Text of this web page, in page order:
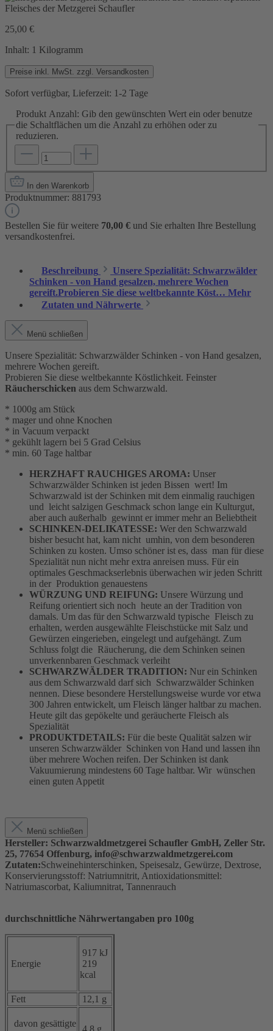
25,00 €
Inhalt: 1 Kilogramm
Preise inkl. MwSt. zzgl. Versandkosten
Sofort verfügbar, Lieferzeit: 1-2 Tage
Produkt Anzahl: Gib den gewünschten Wert ein oder benutze
die Schaltflächen um die Anzahl zu erhöhen oder zu
reduzieren.
In den Warenkorb
Produktnummer: 881793
Bestellen Sie für weitere 70,00 € und Sie erhalten Ihre Bestellung
versandkostenfrei.
Beschreibung
Unsere Spezialität: Schwarzwälder
Schinken - von Hand gesalzen, mehrere Wochen
gereift.Probieren Sie diese weltbekannte Köst… Mehr
Zutaten und Nährwerte
Menü schließen
Unsere Spezialität: Schwarzwälder Schinken - von Hand gesalzen,
mehrere Wochen gereift.
Probieren Sie diese weltbekannte Köstlichkeit. Feinster
Räucherschicken aus dem Schwarzwald.
* 1000g am Stück
* mager und ohne Knochen
* in Vacuum verpackt
* gekühlt lagern bei 5 Grad Celsius
* min. 60 Tage haltbar
HERZHAFT RAUCHIGES AROMA: Unser
Schwarzwälder Schinken ist jeden Bissen wert! Im
Schwarzwald ist der Schinken mit dem einmalig rauchigen
und leicht salzigen Geschmack schon lange ein Kulturgut,
aber auch außerhalb gewinnt er immer mehr an Beliebtheit
SCHINKEN-DELIKATESSE: Wer den Schwarzwald
bisher besucht hat, kam nicht umhin, von dem besonderen
Schinken zu kosten. Umso schöner ist es, dass man für diese
Spezialität nun nicht mehr extra anreisen muss. Für ein
optimales Geschmackserlebnis überwachen wir jeden Schritt
in der Produktion genauestens
WÜRZUNG UND REIFUNG: Unsere Würzung und
Reifung orientiert sich noch heute an der Tradition von
damals. Um das für den Schwarzwald typische Fleisch zu
erhalten, werden ausgewählte Fleischstücke mit Salz und
Gewürzen eingerieben, eingelegt und aufgehängt. Zum
Schluss folgt die Räucherung, die dem Schinken seinen
unverkennbaren Geschmack verleiht
SCHWARZWÄLDER TRADITION: Nur ein Schinken
aus dem Schwarzwald darf sich Schwarzwälder Schinken
nennen. Diese besondere Herstellungsweise wurde vor etwa
300 Jahren entwickelt, um Fleisch länger haltbar zu machen.
Heute gilt das gepökelte und geräucherte Fleisch als
Spezialität
PRODUKTDETAILS: Für die beste Qualität salzen wir
unseren Schwarzwälder Schinken von Hand und lassen ihn
über mehrere Wochen reifen. Der Schinken ist dank
Vakuumierung mindestens 60 Tage haltbar. Wir wünschen
einen guten Appetit
Menü schließen
Hersteller: Schwarzwaldmetzgerei Schaufler GmbH, Zeller Str.
25, 77654 Offenburg, info@schwarzwaldmetzgerei.com
Zutaten:Schweinehinterschinken, Speisesalz, Gewürze, Dextrose,
Konservierungsstoff: Natriumnitrit, Antioxidationsmittel:
Natriumascorbat, Kaliumnitrat, Tannenrauch
durchschnittliche Nährwertangaben pro 100g
Energie
917 kJ
219
kcal
Fett 12,1 g
davon gesättigte